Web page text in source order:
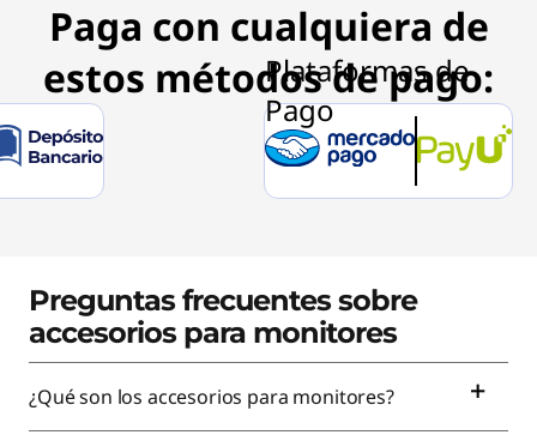
Paga con cualquiera de
estos métodos de pago:
Preguntas frecuentes sobre
accesorios para monitores
¿Qué son los accesorios para monitores?